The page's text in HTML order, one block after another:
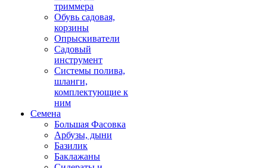
триммера
Обувь садовая,
корзины
Опрыскиватели
Садовый
инструмент
Системы полива,
шланги,
комплектующие к
ним
Семена
Большая Фасовка
Арбузы, дыни
Базилик
Баклажаны